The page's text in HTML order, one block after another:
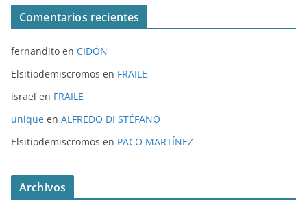
Comentarios recientes
fernandito en CIDÓN
Elsitiodemiscromos en FRAILE
israel en FRAILE
unique en ALFREDO DI STÉFANO
Elsitiodemiscromos en PACO MARTÍNEZ
Archivos